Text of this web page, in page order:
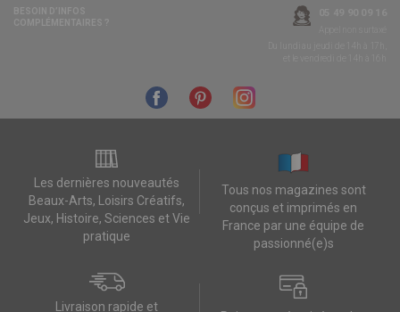
Les dernières nouveautés
Beaux-Arts, Loisirs Créatifs,
Jeux, Histoire, Sciences et Vie
pratique
Tous nos magazines sont
conçus et imprimés en
France par une équipe de
passionné(e)s
Livraison rapide et